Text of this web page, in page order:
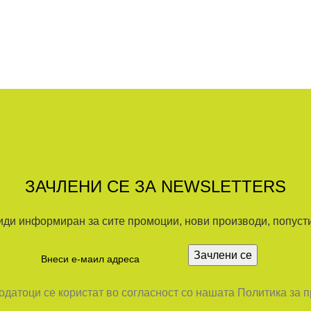
ЗАЧЛЕНИ СЕ ЗА NEWSLETTERS
информиран за сите промоции, нови производи,
се користат во согласност со нашата Политика за